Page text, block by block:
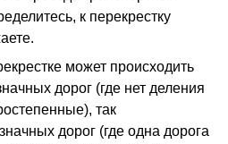
к перекрестку
может происходить
дорог (где нет деления
так
дорог (где одна дорога